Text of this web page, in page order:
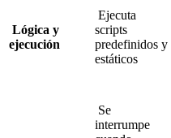
Lógica y
ejecución
Ejecuta
scripts
predefinidos y
estáticos
Se
interrumpe